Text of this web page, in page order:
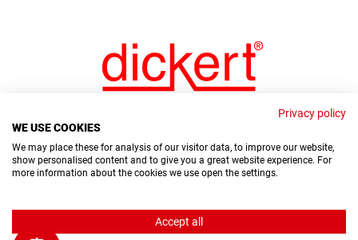
© Copyright Dickert Electronic GmbH 2026
Hinweisgebersystem
Datenschutz
Privacy policy
WE USE COOKIES
We may place these for analysis of our visitor data, to improve our website,
show personalised content and to give you a great website experience. For
more information about the cookies we use open the settings.
Accept all